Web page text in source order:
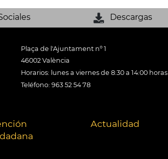
Descargas
Plaça de l'Ajuntament nº 1
46002 València
Horarios: lunes a viernes de 8:30 a 14:00 horas
Teléfono: 963 52 54 78
Actualidad